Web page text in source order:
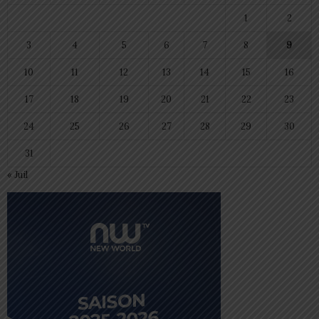
1 2
3 4 5 6 7 8 9
10 11 12 13 14 15 16
17 18 19 20 21 22 23
24 25 26 27 28 29 30
31
« Juil